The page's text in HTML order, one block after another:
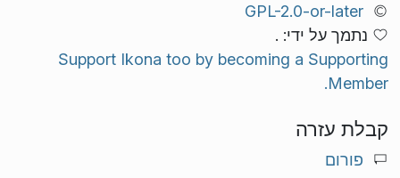
GPL-2.0-or-later
נתמך על ידי: .
Support Ikona too by becoming a Supporting
Member.
קבלת עזרה
פורום